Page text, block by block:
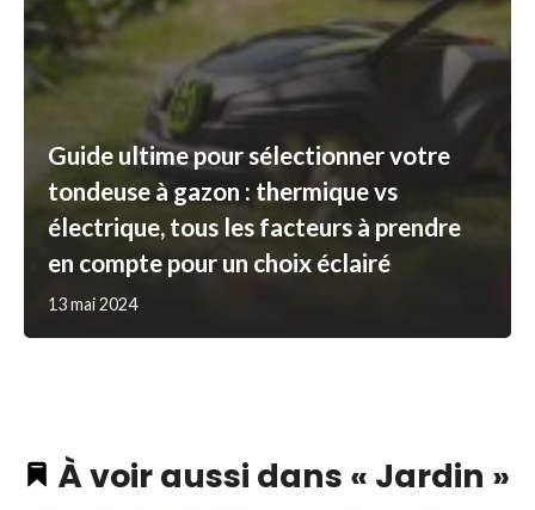
Guide ultime pour sélectionner votre
tondeuse à gazon : thermique vs
électrique, tous les facteurs à prendre
en compte pour un choix éclairé
13 mai 2024
À voir aussi dans « Jardin »